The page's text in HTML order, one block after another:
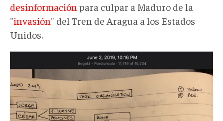
desinformación para culpar a Maduro de la
"invasión" del Tren de Aragua a los Estados
Unidos.
plano.webp